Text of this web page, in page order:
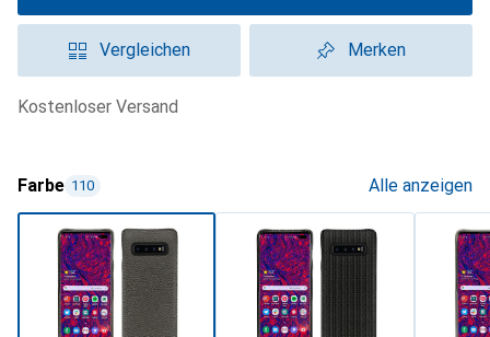
Vergleichen Merken
kostenloser Versand
Farbe 110 Alle anzeigen